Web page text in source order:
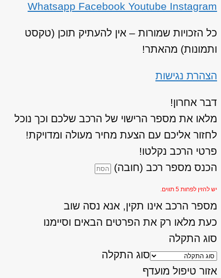
Whatsapp Facebook Youtube Instagram
כל הזכויות שמורות – אין להעתיק תוכן (טקסט
ותמונות) מהאתר!
הצהרת נגישות
דבר אחרון!
מלאו את מספר הרישוי של הרכב שלכם וכך נוכל
לחזור אליכם עם הצעת מחיר מעולה ומדויקת!
פרטי הרכב נקלטו!
הכנס מספר רכב (חובה)
יש להזין לפחות 5 תווים.
מספר הרכב אינו תקין, אנא נסה שוב
כעת מלאו רק את הפרטים הבאים וסיימנו
סוג התקלה
סוג התקלה
אזור טיפול מועדף